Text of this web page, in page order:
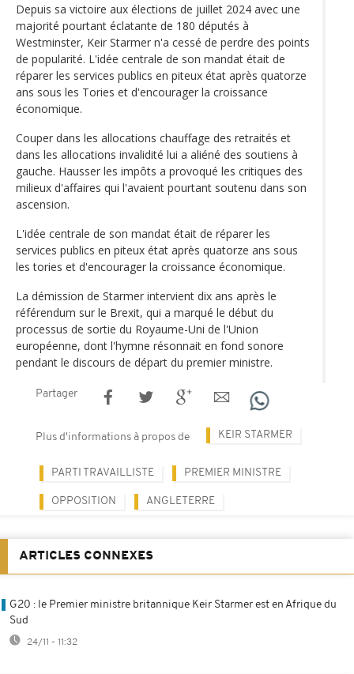
Depuis sa victoire aux élections de juillet 2024 avec une
majorité pourtant éclatante de 180 députés à
Westminster, Keir Starmer n'a cessé de perdre des points
de popularité. L'idée centrale de son mandat était de
réparer les services publics en piteux état après quatorze
ans sous les Tories et d'encourager la croissance
économique.
Couper dans les allocations chauffage des retraités et
dans les allocations invalidité lui a aliéné des soutiens à
gauche. Hausser les impôts a provoqué les critiques des
milieux d'affaires qui l'avaient pourtant soutenu dans son
ascension.
L'idée centrale de son mandat était de réparer les
services publics en piteux état après quatorze ans sous
les tories et d'encourager la croissance économique.
La démission de Starmer intervient dix ans après le
référendum sur le Brexit, qui a marqué le début du
processus de sortie du Royaume-Uni de l'Union
européenne, dont l'hymne résonnait en fond sonore
pendant le discours de départ du premier ministre.
Partager
Plus d'informations à propos de KEIR STARMER
PARTI TRAVAILLISTE PREMIER MINISTRE
OPPOSITION ANGLETERRE
ARTICLES CONNEXES
G20 : le Premier ministre britannique Keir Starmer est en Afrique du
Sud
24/11 - 11:32